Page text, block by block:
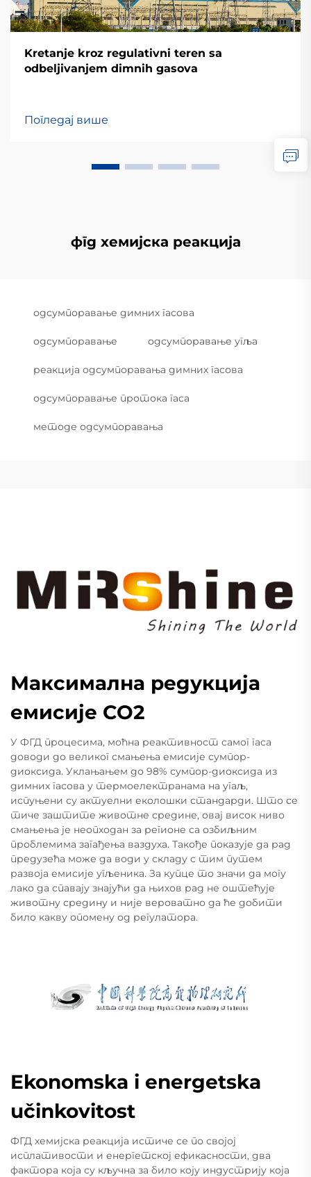
Kretanje kroz regulativni teren sa
odbeljivanjem dimnih gasova
Погледај више
фгд хемијска реакција
одсумпоравање димних гасова
одсумпоравање одсумпоравање угља
реакција одсумпоравања димних гасова
одсумпоравање протока гаса
методе одсумпоравања
Максимална редукција
емисије СО2
У ФГД процесима, моћна реактивност самог гаса
доводи до великог смањења емисије сумпор-
диоксида. Уклањањем до 98% сумпор-диоксида из
димних гасова у термоелектранама на угаљ,
испуњени су актуелни еколошки стандарди. Што се
тиче заштите животне средине, овај висок ниво
смањења је неопходан за регионе са озбиљним
проблемима загађења ваздуха. Такође показује да рад
предузећа може да води у складу с тим путем
развоја емисије угљеника. За купце то значи да могу
лако да спавају знајући да њихов рад не оштећује
животну средину и није вероватно да ће добити
било какву опомену од регулатора.
Ekonomska i energetska
učinkovitost
ФГД хемијска реакција истиче се по својој
исплативости и енергетској ефикасности, два
фактора која су кључна за било коју индустрију која